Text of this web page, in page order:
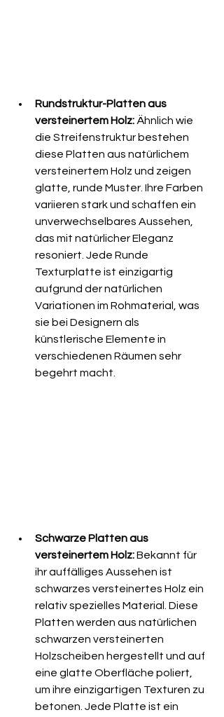
Rundstruktur-Platten aus
versteinertem Holz: Ähnlich wie
die Streifenstruktur bestehen
diese Platten aus natürlichem
versteinertem Holz und zeigen
glatte, runde Muster. Ihre Farben
variieren stark und schaffen ein
unverwechselbares Aussehen,
das mit natürlicher Eleganz
resoniert. Jede Runde
Texturplatte ist einzigartig
aufgrund der natürlichen
Variationen im Rohmaterial, was
sie bei Designern als
künstlerische Elemente in
verschiedenen Räumen sehr
begehrt macht.
Schwarze Platten aus
versteinertem Holz: Bekannt für
ihr auffälliges Aussehen ist
schwarzes versteinertes Holz ein
relativ spezielles Material. Diese
Platten werden aus natürlichen
schwarzen versteinerten
Holzscheiben hergestellt und auf
eine glatte Oberfläche poliert,
um ihre einzigartigen Texturen zu
betonen. Jede Platte ist ein